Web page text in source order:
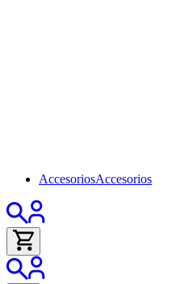
AccesoriosAccesorios